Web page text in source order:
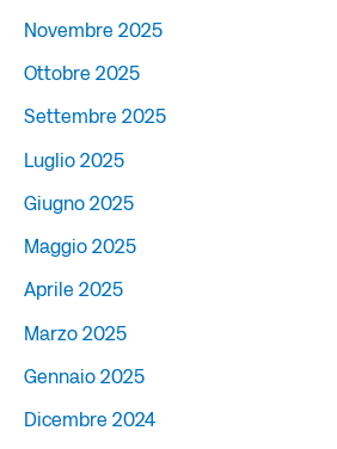
Novembre 2025
Ottobre 2025
Settembre 2025
Luglio 2025
Giugno 2025
Maggio 2025
Aprile 2025
Marzo 2025
Gennaio 2025
Dicembre 2024